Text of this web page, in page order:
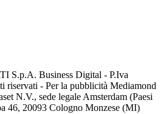
S.p.A. Business Digital - P.Iva
riservati - Per la pubblicità Mediamond
N.V., sede legale Amsterdam (Paesi
46, 20093 Cologno Monzese (MI)